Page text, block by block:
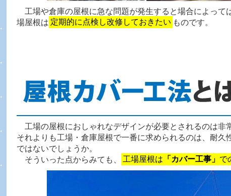
工場や倉庫の屋根に急な問題が発生すると場合によって
場屋根は 定期的に点検し改修しておきたい ものです。
工場の屋根におしゃれなデザインが必要とされるのは非
それよりも工場・倉庫屋根で一番に求められるのは、耐久
ではないでしょうか。
そういった点からみても、
工場屋根は 「カバー工事」 で